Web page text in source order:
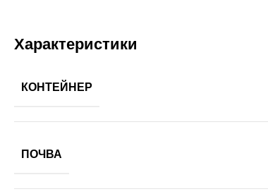
Характеристики
КОНТЕЙНЕР
ПОЧВА